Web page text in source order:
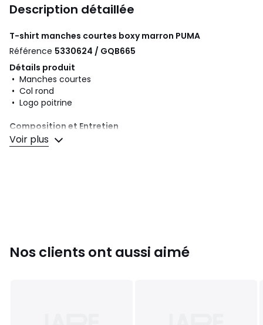
Description détaillée
T-shirt manches courtes boxy marron PUMA
Référence 5330624 / GQB665
Détails produit
• Manches courtes
• Col rond
• Logo poitrine
Composition et Entretien
• 100% coton
• Pour l'entretien, merci de vous référer aux indications
Voir plus
Nos clients ont aussi aimé